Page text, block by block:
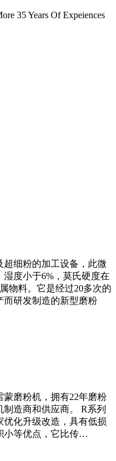
35 Years Of Expeiences
超细粉的加工设备，此微
度小于6%，莫氏硬度在
物料。它是经过20多次的
而研发制造的新型磨粉
磨粉机，拥有22年磨粉
造商和供应商。 R系列
化升级改造，具有低损
小等优点，它比传…